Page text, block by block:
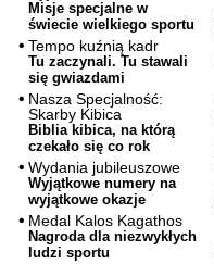
Misje specjalne w
świecie wielkiego sportu
Tempo kuźnią kadr
Tu zaczynali. Tu stawali
się gwiazdami
Nasza Specjalność:
Skarby Kibica
Biblia kibica, na którą
czekało się co rok
Wydania jubileuszowe
Wyjątkowe numery na
wyjątkowe okazje
Medal Kalos Kagathos
Nagroda dla niezwykłych
ludzi sportu